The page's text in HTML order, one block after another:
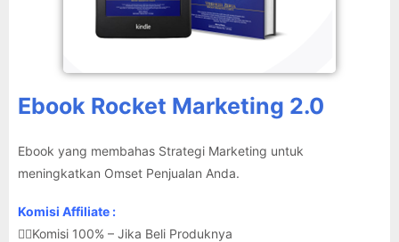
Ebook Rocket Marketing 2.0
Ebook yang membahas Strategi Marketing untuk
meningkatkan Omset Penjualan Anda.
Komisi Affiliate :
👉🏽Komisi 100% – Jika Beli Produknya